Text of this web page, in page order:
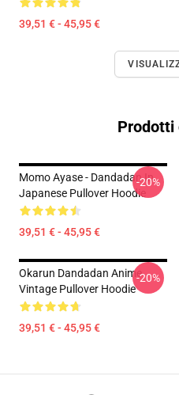
39,51 € - 45,95 €
Prodotti
Momo Ayase - Dandadan In
Japanese Pullover Hoodie
39,51 € - 45,95 €
-20%
Okarun Dandadan Anime
Vintage Pullover Hoodie
39,51 € - 45,95 €
-20%